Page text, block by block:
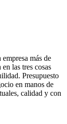
más de
las tres cosas
Presupuesto
en manos de
calidad y con